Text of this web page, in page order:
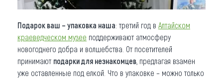
Подарок ваш – упаковка наша: третий год в Алтайском
краеведческом музее поддерживают атмосферу
новогоднего добра и волшебства. От посетителей
принимают подарки для незнакомцев , предлагая взамен
уже оставленные под елкой. Что в упаковке – можно только